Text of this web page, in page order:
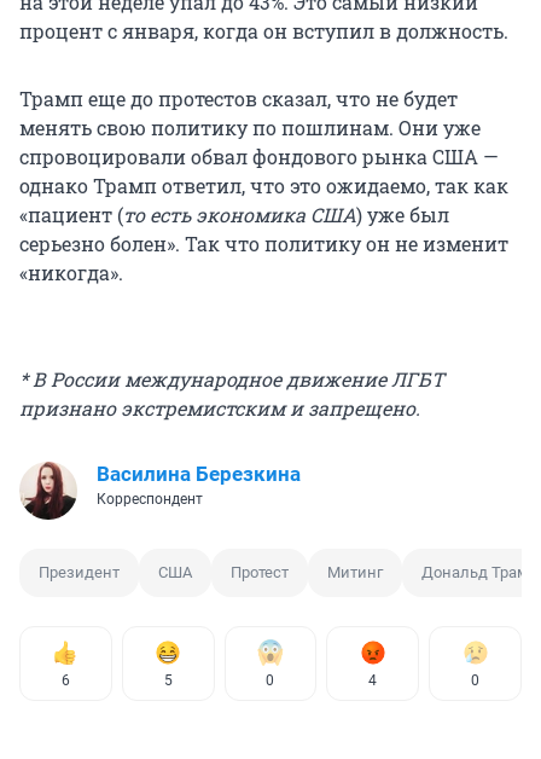
процент с января, когда он вступил в должность.
Трамп еще до протестов сказал, что не будет
менять свою политику по пошлинам. Они уже
спровоцировали обвал фондового рынка США —
однако Трамп ответил, что это ожидаемо, так как
«пациент (то есть экономика США) уже был
серьезно болен». Так что политику он не изменит
«никогда».
* В России международное движение ЛГБТ
признано экстремистским и запрещено.
Василина Березкина
Корреспондент
Президент США Протест Митинг Дональд Трамп
6 5 0 4 0